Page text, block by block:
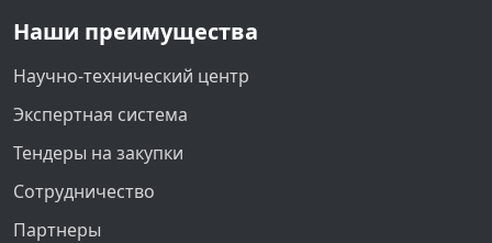
Наши преимущества
Научно-технический центр
Экспертная система
Тендеры на закупки
Сотрудничество
Партнеры